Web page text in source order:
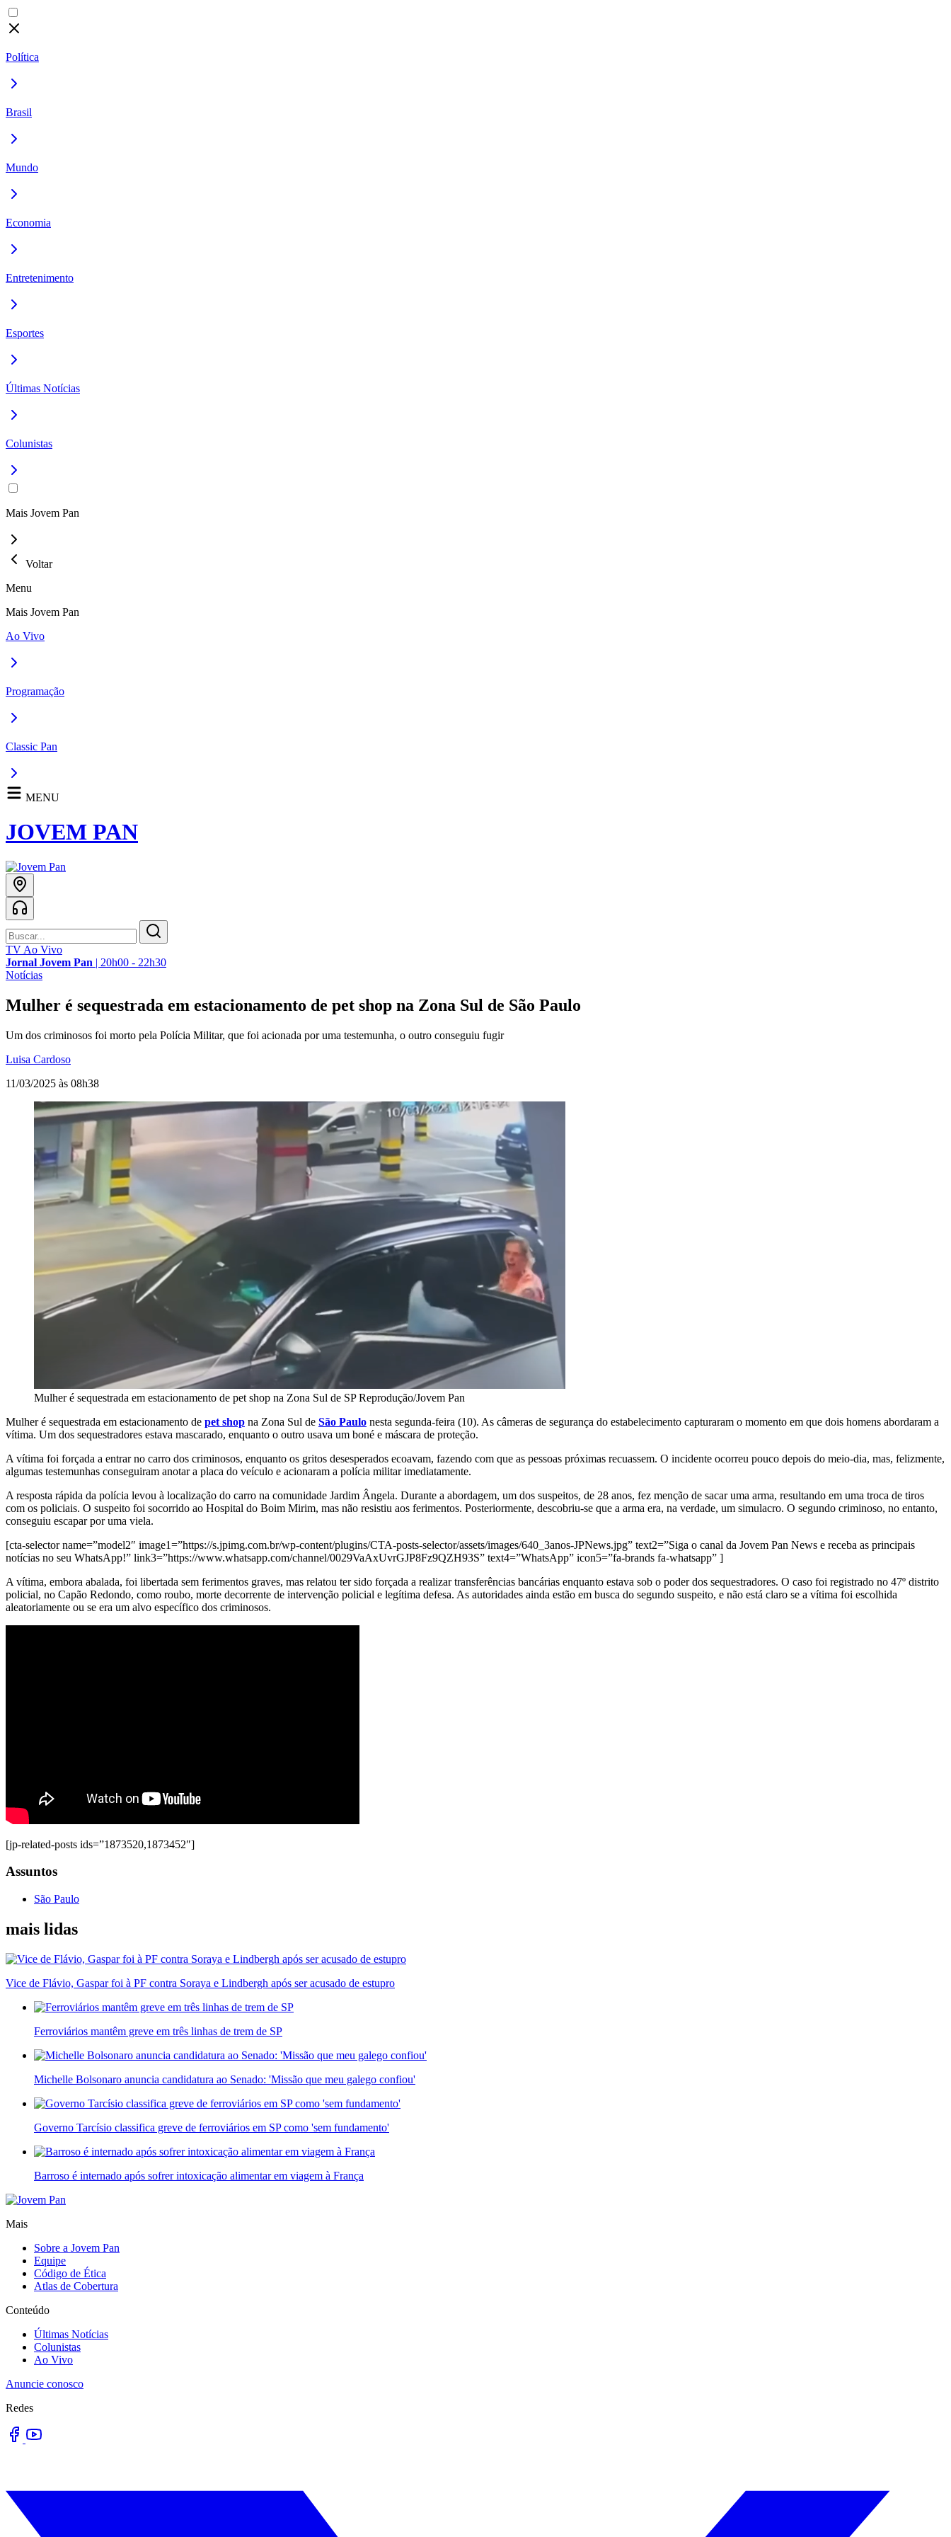
Política
Brasil
Mundo
Economia
Entretenimento
Esportes
Últimas Notícias
Colunistas
Mais Jovem Pan
Voltar
Menu
Mais Jovem Pan
Ao Vivo
Programação
Classic Pan
MENU
JOVEM PAN
TV Ao Vivo
Jornal Jovem Pan | 20h00 - 22h30
Notícias
Mulher é sequestrada em estacionamento de pet shop na Zona Sul de São Paulo
Um dos criminosos foi morto pela Polícia Militar, que foi acionada por uma testemunha, o outro conseguiu fugir
Luisa Cardoso
11/03/2025 às 08h38
Mulher é sequestrada em estacionamento de pet shop na Zona Sul de SP Reprodução/Jovem Pan
Mulher é sequestrada em estacionamento de pet shop na Zona Sul de São Paulo nesta segunda-feira (10). As câmeras de segurança do estabelecimento capturaram o momento em que dois homens abordaram a
vítima. Um dos sequestradores estava mascarado, enquanto o outro usava um boné e máscara de proteção.
A vítima foi forçada a entrar no carro dos criminosos, enquanto os gritos desesperados ecoavam, fazendo com que as pessoas próximas recuassem. O incidente ocorreu pouco depois do meio-dia, mas, felizmente,
algumas testemunhas conseguiram anotar a placa do veículo e acionaram a polícia militar imediatamente.
A resposta rápida da polícia levou à localização do carro na comunidade Jardim Ângela. Durante a abordagem, um dos suspeitos, de 28 anos, fez menção de sacar uma arma, resultando em uma troca de tiros
com os policiais. O suspeito foi socorrido ao Hospital do Boim Mirim, mas não resistiu aos ferimentos. Posteriormente, descobriu-se que a arma era, na verdade, um simulacro. O segundo criminoso, no entanto,
conseguiu escapar por uma viela.
[cta-selector name=”model2″ image1=”https://s.jpimg.com.br/wp-content/plugins/CTA-posts-selector/assets/images/640_3anos-JPNews.jpg” text2=”Siga o canal da Jovem Pan News e receba as principais
notícias no seu WhatsApp!” link3=”https://www.whatsapp.com/channel/0029VaAxUvrGJP8Fz9QZH93S” text4=”WhatsApp” icon5=”fa-brands fa-whatsapp” ]
A vítima, embora abalada, foi libertada sem ferimentos graves, mas relatou ter sido forçada a realizar transferências bancárias enquanto estava sob o poder dos sequestradores. O caso foi registrado no 47º distrito
policial, no Capão Redondo, como roubo, morte decorrente de intervenção policial e legítima defesa. As autoridades ainda estão em busca do segundo suspeito, e não está claro se a vítima foi escolhida
aleatoriamente ou se era um alvo específico dos criminosos.
[jp-related-posts ids=”1873520,1873452″]
Assuntos
São Paulo
mais lidas
Vice de Flávio, Gaspar foi à PF contra Soraya e Lindbergh após ser acusado de estupro
Ferroviários mantêm greve em três linhas de trem de SP
Michelle Bolsonaro anuncia candidatura ao Senado: 'Missão que meu galego confiou'
Governo Tarcísio classifica greve de ferroviários em SP como 'sem fundamento'
Barroso é internado após sofrer intoxicação alimentar em viagem à França
Mais
Sobre a Jovem Pan
Equipe
Código de Ética
Atlas de Cobertura
Conteúdo
Últimas Notícias
Colunistas
Ao Vivo
Anuncie conosco
Redes